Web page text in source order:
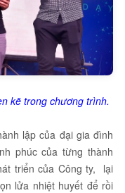
kẽ trong chương trình.
lập của đại gia đình
phúc của từng thành
triển của Công ty, lại
lửa nhiệt huyết để rồi